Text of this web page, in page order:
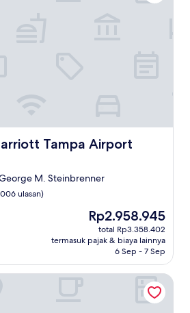
Tampa Airport
Tampa Airport
M. Steinbrenner
ulasan)
Harga
sekarang
Rp2.958.945
Rp2.958.945
total Rp3.358.402
termasuk pajak & biaya lainnya
6 Sep - 7 Sep